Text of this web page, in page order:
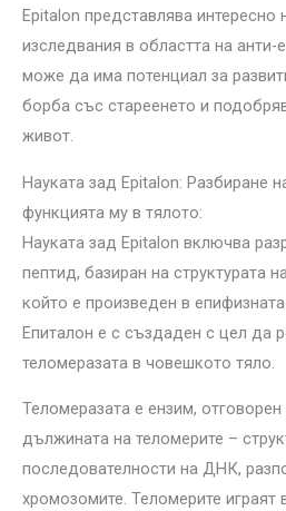
Epitalon представлява интересно
изследвания в областта на
може да има потенциал за
борба със стареенето и
живот.
Науката зад Epitalon: Разбиране
функцията му в тялото:
Науката зад Epitalon включва
пептид, базиран на структурата
който е произведен в
Епиталон е с създаден с цел да
теломеразата в човешкото тяло.
Теломеразата е ензим,
дължината на теломерите –
последователности на ДНК,
хромозомите. Теломерите играят